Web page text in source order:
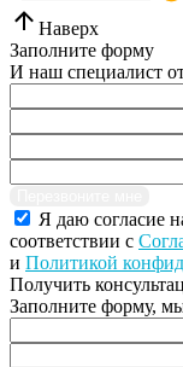
Наверх
Заполните форму
И наш специалист
Я даю согласие
соответствии с
и Политикой
Получить
Заполните форму,